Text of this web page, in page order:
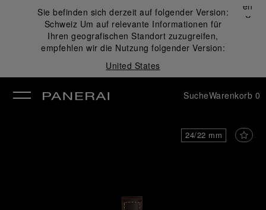
Sie befinden sich derzeit auf folgender Version:
Schweiz Um auf relevante Informationen für
Ihren geografischen Standort zuzugreifen,
empfehlen wir die Nutzung folgender Version:
United States
Schließen
✕
SucheWarenkorb 0
24/22 mm